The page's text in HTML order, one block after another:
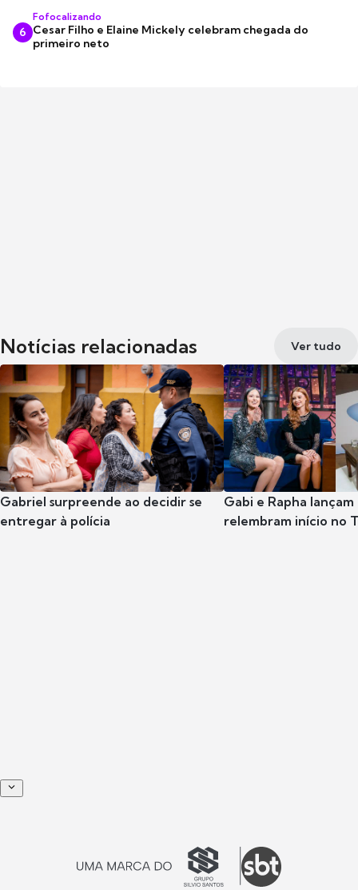
6
Fofocalizando
Cesar Filho e Elaine Mickely celebram chegada do
primeiro neto
Notícias relacionadas Ver tudo
Gabriel surpreende ao decidir se
entregar à polícia
Gabi e Rapha
relembram início no